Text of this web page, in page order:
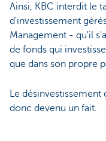
Ainsi, KBC interdit le
d'investissement
Management - qu'il
de fonds qui
que dans son propre
Le
donc devenu un fait.